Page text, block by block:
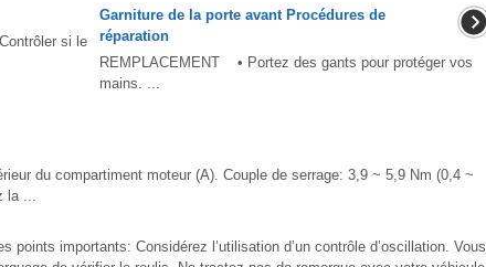
si le
Garniture de la porte avant Procédures de
réparation
REMPLACEMENT • Portez des gants pour protéger vos
mains. ...
du compartiment moteur (A). Couple de serrage: 3,9 ~ 5,9 Nm (0,4 ~
la ...
importants: Considérez l’utilisation d’un contrôle d’oscillation. Vous